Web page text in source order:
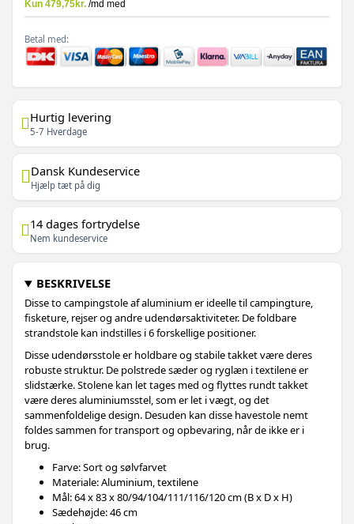
Betal med:
Hurtig levering
5-7 Hverdage
Dansk Kundeservice
Hjælp tæt på dig
14 dages fortrydelse
Nem kundeservice
BESKRIVELSE
Disse to campingstole af aluminium er ideelle til campingture,
fisketure, rejser og andre udendørsaktiviteter. De foldbare
strandstole kan indstilles i 6 forskellige positioner.
Disse udendørsstole er holdbare og stabile takket være deres
robuste struktur. De polstrede sæder og ryglæn i textilene er
slidstærke. Stolene kan let tages med og flyttes rundt takket
være deres aluminiumsstel, som er let i vægt, og det
sammenfoldelige design. Desuden kan disse havestole nemt
foldes sammen for transport og opbevaring, når de ikke er i
brug.
Farve: Sort og sølvfarvet
Materiale: Aluminium, textilene
Mål: 64 x 83 x 80/94/104/111/116/120 cm (B x D x H)
Sædehøjde: 46 cm